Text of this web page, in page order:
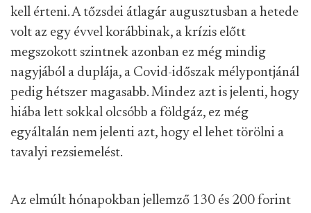
kell érteni. A tőzsdei átlagár augusztusban a hetede
volt az egy évvel korábbinak, a krízis előtt
megszokott szintnek azonban ez még mindig
nagyjából a duplája, a Covid-időszak mélypontjánál
pedig hétszer magasabb. Mindez azt is jelenti, hogy
hiába lett sokkal olcsóbb a földgáz, ez még
egyáltalán nem jelenti azt, hogy el lehet törölni a
tavalyi rezsiemelést.
Az elmúlt hónapokban jellemző 130 és 200 forint